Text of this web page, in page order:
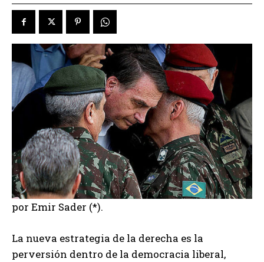
por Emir Sader (*).
La nueva estrategia de la derecha es la
perversión dentro de la democracia liberal,